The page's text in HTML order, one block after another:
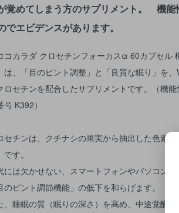
覚めてしまう方のサプリメント。 機能
でエビデンスがあります。
コカラダ クロセチンフォーカスα 60カプセル
は、「目のピント調整」と「良質な眠り」を
ロセチンを配合したサプリメントです。（機
号 K392）
セチンは、クチナシの果実から抽出した色素（
です。
には欠かせない、スマートフォンやパソコンの
のピント調節機能」の低下を和らげます。
、睡眠の質（眠りの深さ）を高め、中途覚醒を